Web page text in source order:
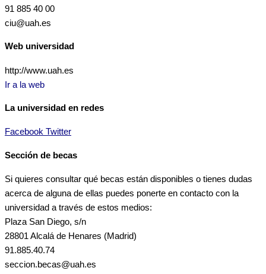
91 885 40 00
ciu@uah.es
Web universidad
http://www.uah.es
Ir a la web
La universidad en redes
Facebook Twitter
Sección de becas
Si quieres consultar qué becas están disponibles o tienes dudas
acerca de alguna de ellas puedes ponerte en contacto con la
universidad a través de estos medios:
Plaza San Diego, s/n
28801 Alcalá de Henares (Madrid)
91.885.40.74
seccion.becas@uah.es